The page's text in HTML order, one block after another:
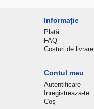
Informație
Plată
FAQ
Costuri de livrare
Contul meu
Autentificare
Inregistreaza-te
Coş